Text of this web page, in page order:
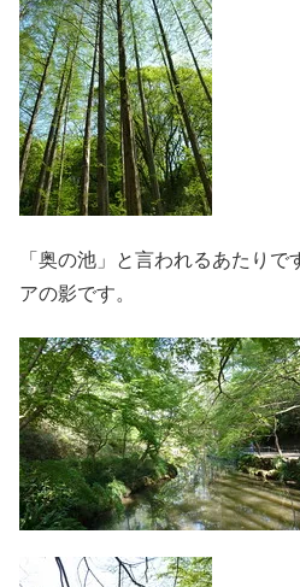
「奥の池」と言われるあたり
アの影です。